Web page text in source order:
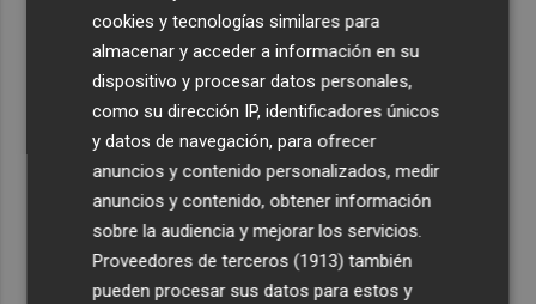
El Villarreal anuncia a sus seis capitanes: Gerard
Moreno, Foyth, Comesaña, Ayoze, Cardona y Logan
Costa
Recibe toda la actualidad de
Plaza Podcast en tu correo
cookies y tecnologías similares para
almacenar y acceder a información en su
dispositivo y procesar datos personales,
como su dirección IP, identificadores únicos
y datos de navegación, para ofrecer
anuncios y contenido personalizados, medir
anuncios y contenido, obtener información
sobre la audiencia y mejorar los servicios.
Proveedores de terceros (1913) también
pueden procesar sus datos para estos y